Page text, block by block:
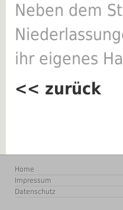
Neben dem
ihr eigenes
<< zurück
Home
Impressum
Datenschutz